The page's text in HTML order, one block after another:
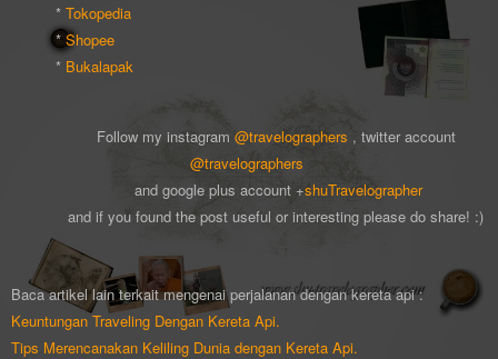
* Tokopedia
* Shopee
* Bukalapak
Follow my instagram @travelographers , twitter account
@travelographers
and google plus account +shuTravelographer
and if you found the post useful or interesting please do share! :)
Baca artikel lain terkait mengenai perjalanan dengan kereta api :
Keuntungan Traveling Dengan Kereta Api.
Tips Merencanakan Keliling Dunia dengan Kereta Api.